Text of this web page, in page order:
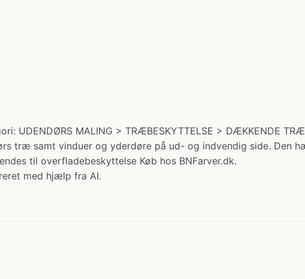
UDENDØRS MALING > TRÆBESKYTTELSE > DÆKKENDE
træ samt vinduer og yderdøre på ud- og indvendig side. Den
til overfladebeskyttelse Køb hos BNFarver.dk.
med hjælp fra AI.